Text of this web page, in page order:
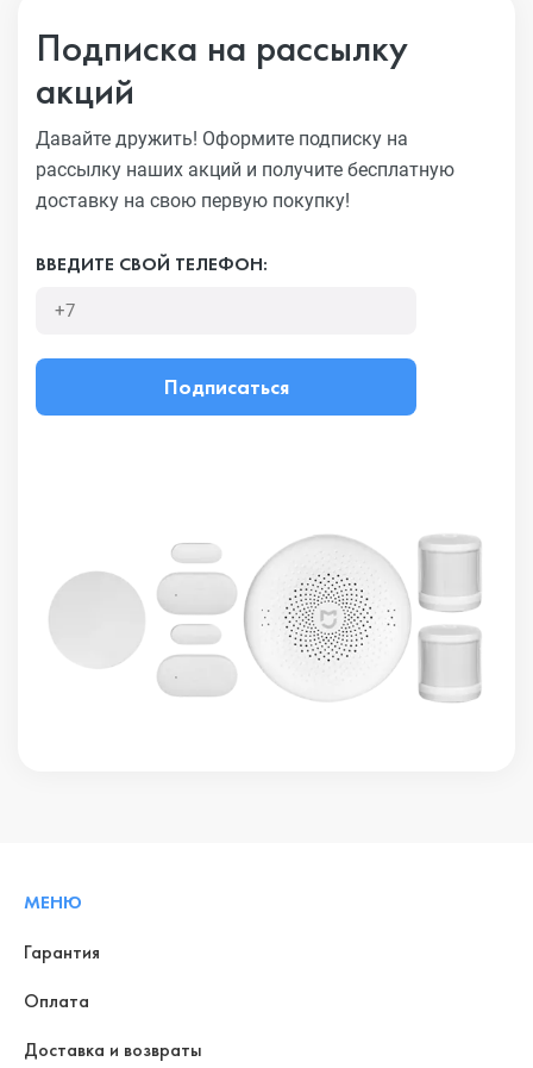
Подписка на рассылку
акций
Давайте дружить! Оформите подписку на
рассылку наших акций и получите бесплатную
доставку на свою первую покупку!
ВВЕДИТЕ СВОЙ ТЕЛЕФОН:
Подписаться
МЕНЮ
Гарантия
Оплата
Доставка и возвраты